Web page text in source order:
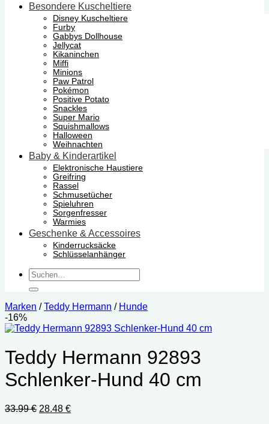
Besondere Kuscheltiere
Disney Kuscheltiere
Furby
Gabbys Dollhouse
Jellycat
Kikaninchen
Miffi
Minions
Paw Patrol
Pokémon
Positive Potato
Snackles
Super Mario
Squishmallows
Halloween
Weihnachten
Baby & Kinderartikel
Elektronische Haustiere
Greifring
Rassel
Schmusetücher
Spieluhren
Sorgenfresser
Warmies
Geschenke & Accessoires
Kinderrucksäcke
Schlüsselanhänger
Suchen
nach:
Marken / Teddy Hermann / Hunde
-16%
Teddy Hermann 92893
Schlenker-Hund 40 cm
33.99€ Ursprünglicher
28.48 €Aktueller